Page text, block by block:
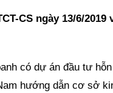
CS ngày 13/6/
có dự án đầu tư
hướng dẫn cơ sở